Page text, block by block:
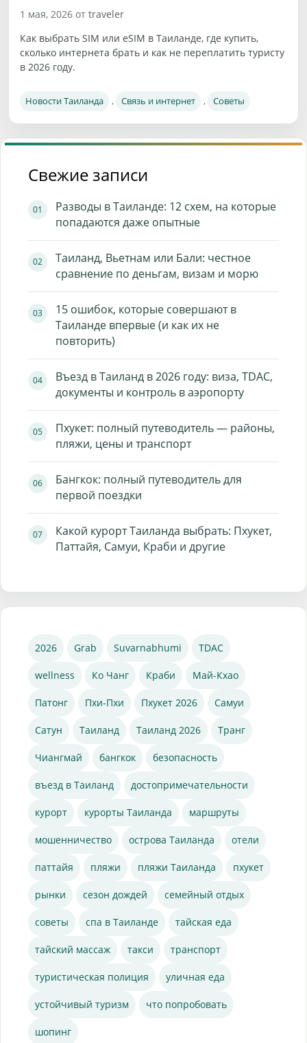
1 мая, 2026 от traveler
Как выбрать SIM или eSIM в Таиланде, где купить,
сколько интернета брать и как не переплатить туристу
в 2026 году.
Новости Таиланда , Связь и интернет , Советы
Свежие записи
Разводы в Таиланде: 12 схем, на которые
попадаются даже опытные
Таиланд, Вьетнам или Бали: честное
сравнение по деньгам, визам и морю
15 ошибок, которые совершают в
Таиланде впервые (и как их не
повторить)
Въезд в Таиланд в 2026 году: виза, TDAC,
документы и контроль в аэропорту
Пхукет: полный путеводитель — районы,
пляжи, цены и транспорт
Бангкок: полный путеводитель для
первой поездки
Какой курорт Таиланда выбрать: Пхукет,
Паттайя, Самуи, Краби и другие
2026 Grab Suvarnabhumi TDAC
wellness Ко Чанг Краби Май-Кхао
Патонг Пхи-Пхи Пхукет 2026 Самуи
Сатун Таиланд Таиланд 2026 Транг
Чиангмай бангкок безопасность
въезд в Таиланд достопримечательности
курорт курорты Таиланда маршруты
мошенничество острова Таиланда отели
паттайя пляжи пляжи Таиланда пхукет
рынки сезон дождей семейный отдых
советы спа в Таиланде тайская еда
тайский массаж такси транспорт
туристическая полиция уличная еда
устойчивый туризм что попробовать
шопинг